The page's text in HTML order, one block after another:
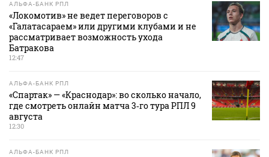
АЛЬФА-БАНК РПЛ
«Локомотив» не ведет переговоров с
«Галатасараем» или другими клубами и не
рассматривает возможность ухода
Батракова
12:47
АЛЬФА-БАНК РПЛ
«Спартак» — «Краснодар»: во сколько начало,
где смотреть онлайн матча 3‑го тура РПЛ 9
августа
12:30
АЛЬФА-БАНК РПЛ